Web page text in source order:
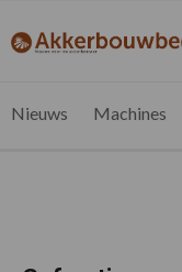
de
de
de
de
Nieuws
Nieuws Machines